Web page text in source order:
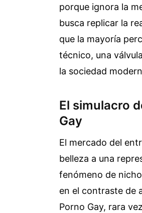
porque ignora la
busca replicar la
que la mayoría
técnico, una
la sociedad
El simulacro
Gay
El mercado del
belleza a una
fenómeno de
en el contraste de
Porno Gay, rara